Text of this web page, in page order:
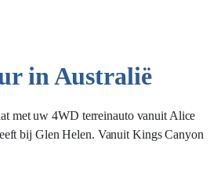
in Australië
met uw 4WD terreinauto vanuit Alice
bij Glen Helen. Vanuit Kings Canyon